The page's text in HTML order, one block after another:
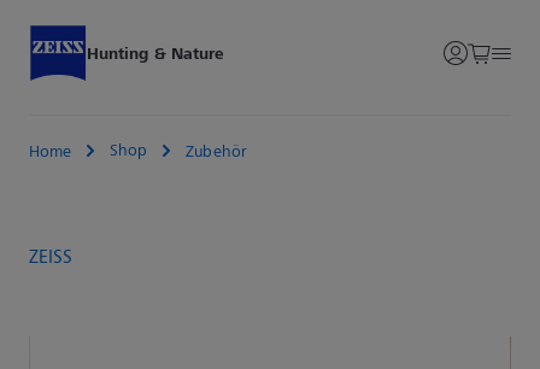
Hunting & Nature
Home Shop Zubehör
ZEISS